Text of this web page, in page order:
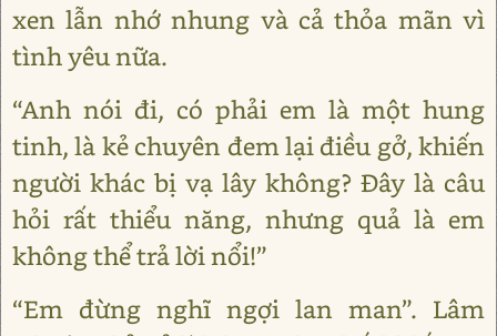
xen lẫn nhớ nhung và cả thỏa mãn vì
tình yêu nữa.
“Anh nói đi, có phải em là một hung
tinh, là kẻ chuyên đem lại điều gở, khiến
người khác bị vạ lây không? Đây là câu
hỏi rất thiểu năng, nhưng quả là em
không thể trả lời nổi!”
“Em đừng nghĩ ngợi lan man”. Lâm